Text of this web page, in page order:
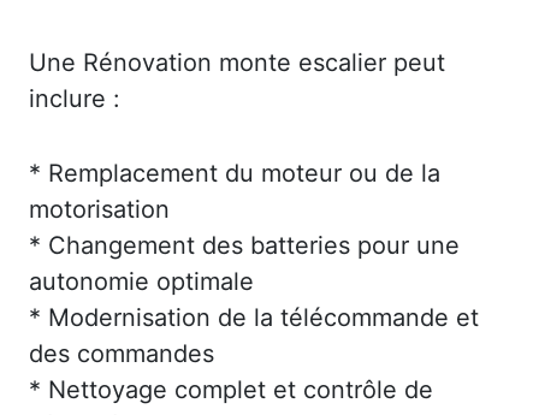
Une Rénovation monte escalier peut
inclure :
* Remplacement du moteur ou de la
motorisation
* Changement des batteries pour une
autonomie optimale
* Modernisation de la télécommande et
des commandes
* Nettoyage complet et contrôle de